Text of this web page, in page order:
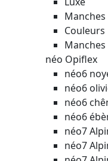
Couleurs
néo Opiflex
néo6
néo6
néo6
néo6
néo7
néo7